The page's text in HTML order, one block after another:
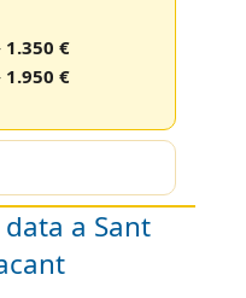
1.350 €
1.950 €
a Sant